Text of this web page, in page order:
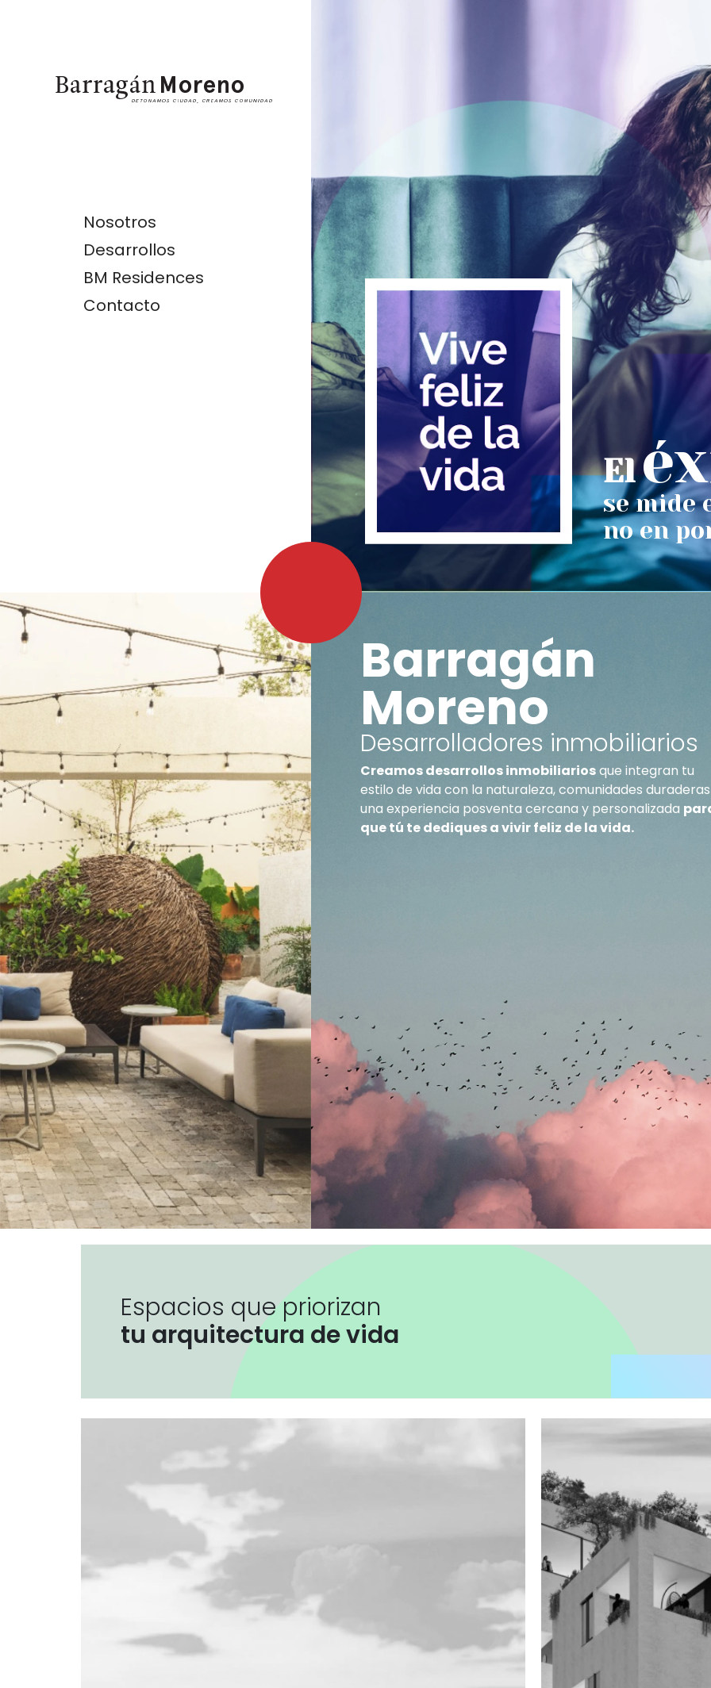
Nosotros
Desarrollos
BM Residences
Contacto
El
se mide
no en
Barragán
Moreno
Desarrolladores inmobiliarios
Creamos desarrollos inmobiliariosque integran tu
estilo de vida con la naturaleza, comunidades
una experiencia posventa cercana y personalizada
que tú te dediques a vivir feliz de la vida.
Espacios que priorizan
tu arquitectura de vida